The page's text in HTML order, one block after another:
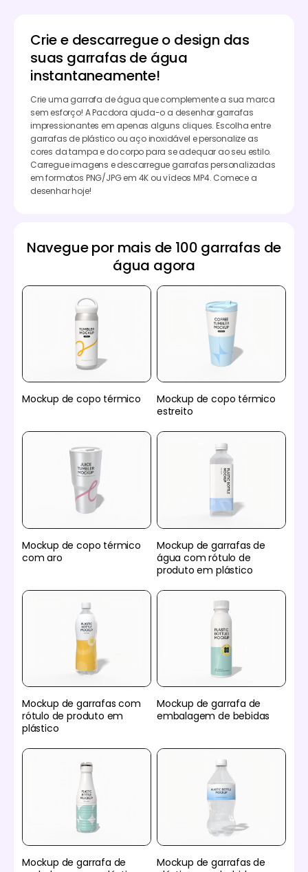
Crie e descarregue o design das
suas garrafas de água
instantaneamente!
Crie uma garrafa de água que complemente a sua marca
sem esforço! A Pacdora ajuda-o a desenhar garrafas
impressionantes em apenas alguns cliques. Escolha entre
garrafas de plástico ou aço inoxidável e personalize as
cores da tampa e do corpo para se adequar ao seu estilo.
Carregue imagens e descarregue garrafas personalizadas
em formatos PNG/JPG em 4K ou vídeos MP4. Comece a
desenhar hoje!
Navegue por mais de 100 garrafas de
água agora
Mockup de copo térmico
Mockup de copo térmico
estreito
Mockup de copo térmico
com aro
Mockup de garrafas de
água com rótulo de
produto em plástico
Mockup de garrafas com
rótulo de produto em
plástico
Mockup de garrafa de
embalagem de bebidas
Mockup de garrafa de
Mockup de garrafas de